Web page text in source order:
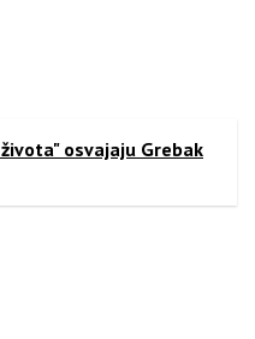
osvajaju Grebak